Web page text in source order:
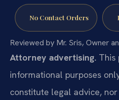
No Contact Orders
Reviewed by Mr. Sris, Owner
Attorney advertising. This
informational purposes
constitute legal advice,